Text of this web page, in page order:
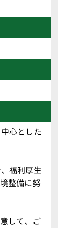
心とした
福利厚生
整備に努
して、ご